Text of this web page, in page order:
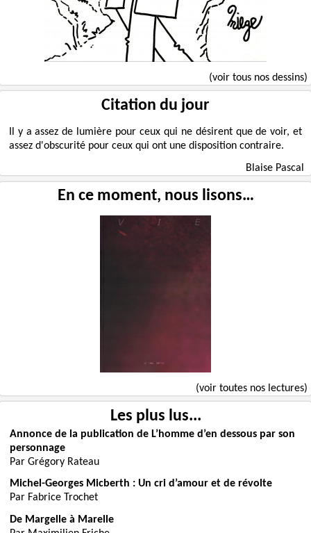
(voir tous nos dessins)
Citation du jour
Il y a assez de lumière pour ceux qui ne désirent que de voir, et
assez d'obscurité pour ceux qui ont une disposition contraire.
Blaise Pascal
En ce moment, nous lisons…
(voir toutes nos lectures)
Les plus lus...
Annonce de la publication de L’homme d’en dessous par son
personnage
Par Grégory Rateau
Michel-Georges Micberth : Un cri d’amour et de révolte
Par Fabrice Trochet
De Margelle à Marelle